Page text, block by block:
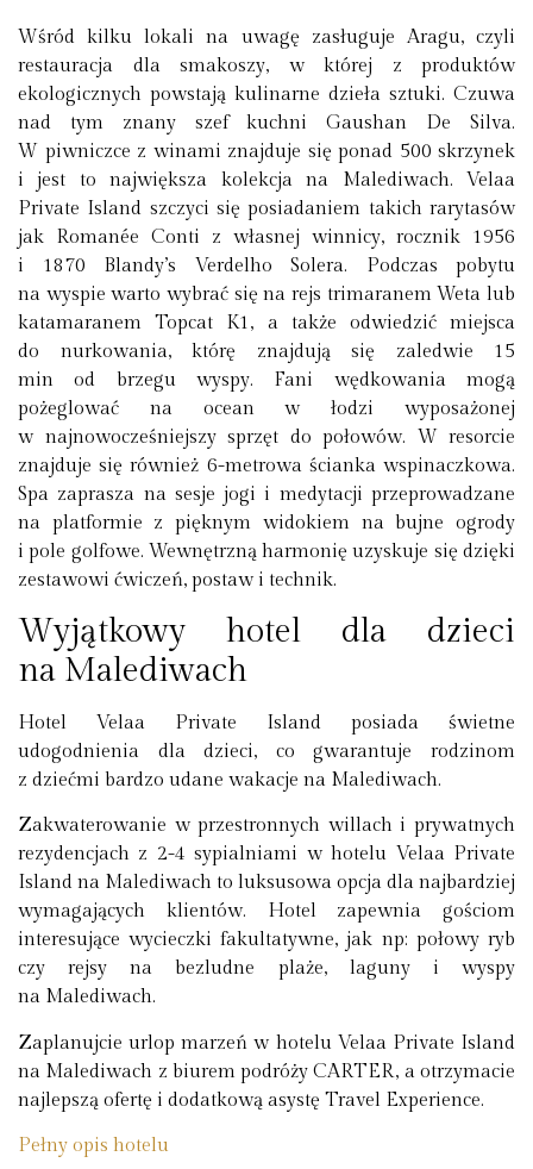
Wśród kilku lokali na uwagę zasługuje Aragu, czyli
restauracja dla smakoszy, w której z produktów
ekologicznych powstają kulinarne dzieła sztuki. Czuwa
nad tym znany szef kuchni Gaushan De Silva.
W piwniczce z winami znajduje się ponad 500 skrzynek
i jest to największa kolekcja na Malediwach. Velaa
Private Island szczyci się posiadaniem takich rarytasów
jak Romanée Conti z własnej winnicy, rocznik 1956
i 1870 Blandy’s Verdelho Solera. Podczas pobytu
na wyspie warto wybrać się na rejs trimaranem Weta lub
katamaranem Topcat K1, a także odwiedzić miejsca
do nurkowania, którę znajdują się zaledwie 15
min od brzegu wyspy. Fani wędkowania mogą
pożeglować na ocean w łodzi wyposażonej
w najnowocześniejszy sprzęt do połowów. W resorcie
znajduje się również 6-metrowa ścianka wspinaczkowa.
Spa zaprasza na sesje jogi i medytacji przeprowadzane
na platformie z pięknym widokiem na bujne ogrody
i pole golfowe. Wewnętrzną harmonię uzyskuje się dzięki
zestawowi ćwiczeń, postaw i technik.
Wyjątkowy hotel dla dzieci
na Malediwach
Hotel Velaa Private Island posiada świetne
udogodnienia dla dzieci, co gwarantuje rodzinom
z dziećmi bardzo udane wakacje na Malediwach.
Zakwaterowanie w przestronnych willach i prywatnych
rezydencjach z 2-4 sypialniami w hotelu Velaa Private
Island na Malediwach to luksusowa opcja dla najbardziej
wymagających klientów. Hotel zapewnia gościom
interesujące wycieczki fakultatywne, jak np: połowy ryb
czy rejsy na bezludne plaże, laguny i wyspy
na Malediwach.
Zaplanujcie urlop marzeń w hotelu Velaa Private Island
na Malediwach z biurem podróży CARTER, a otrzymacie
najlepszą ofertę i dodatkową asystę Travel Experience.
Pełny opis hotelu